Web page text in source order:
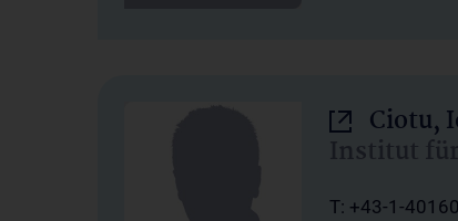
Ciotu,
Institut
T: +43-1-